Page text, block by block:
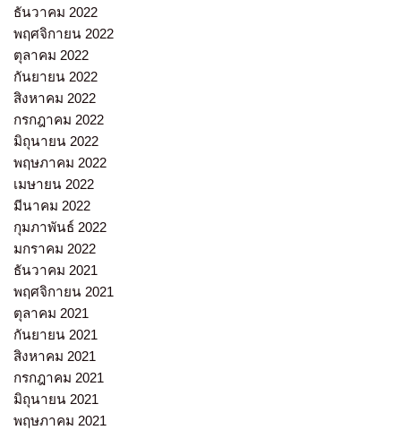
ธันวาคม 2022
พฤศจิกายน 2022
ตุลาคม 2022
กันยายน 2022
สิงหาคม 2022
กรกฎาคม 2022
มิถุนายน 2022
พฤษภาคม 2022
เมษายน 2022
มีนาคม 2022
กุมภาพันธ์ 2022
มกราคม 2022
ธันวาคม 2021
พฤศจิกายน 2021
ตุลาคม 2021
กันยายน 2021
สิงหาคม 2021
กรกฎาคม 2021
มิถุนายน 2021
พฤษภาคม 2021